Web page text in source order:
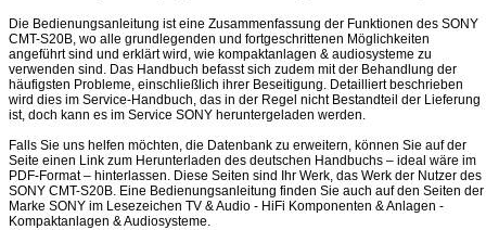
Die Bedienungsanleitung ist eine Zusammenfassung der Funktionen des SONY
CMT-S20B, wo alle grundlegenden und fortgeschrittenen Möglichkeiten
angeführt sind und erklärt wird, wie kompaktanlagen & audiosysteme zu
verwenden sind. Das Handbuch befasst sich zudem mit der Behandlung der
häufigsten Probleme, einschließlich ihrer Beseitigung. Detailliert beschrieben
wird dies im Service-Handbuch, das in der Regel nicht Bestandteil der Lieferung
ist, doch kann es im Service SONY heruntergeladen werden.
Falls Sie uns helfen möchten, die Datenbank zu erweitern, können Sie auf der
Seite einen Link zum Herunterladen des deutschen Handbuchs – ideal wäre im
PDF-Format – hinterlassen. Diese Seiten sind Ihr Werk, das Werk der Nutzer des
SONY CMT-S20B. Eine Bedienungsanleitung finden Sie auch auf den Seiten der
Marke SONY im Lesezeichen TV & Audio - HiFi Komponenten & Anlagen -
Kompaktanlagen & Audiosysteme.